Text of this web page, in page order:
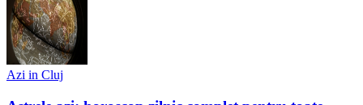
Azi in Cluj